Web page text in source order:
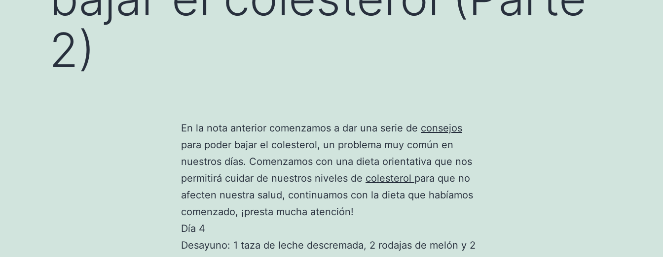
2)
En la nota anterior comenzamos a dar una serie de consejos
para poder bajar el colesterol, un problema muy común en
nuestros días. Comenzamos con una dieta orientativa que nos
permitirá cuidar de nuestros niveles de colesterol para que no
afecten nuestra salud, continuamos con la dieta que habíamos
comenzado, ¡presta mucha atención!
Día 4
Desayuno: 1 taza de leche descremada, 2 rodajas de melón y 2